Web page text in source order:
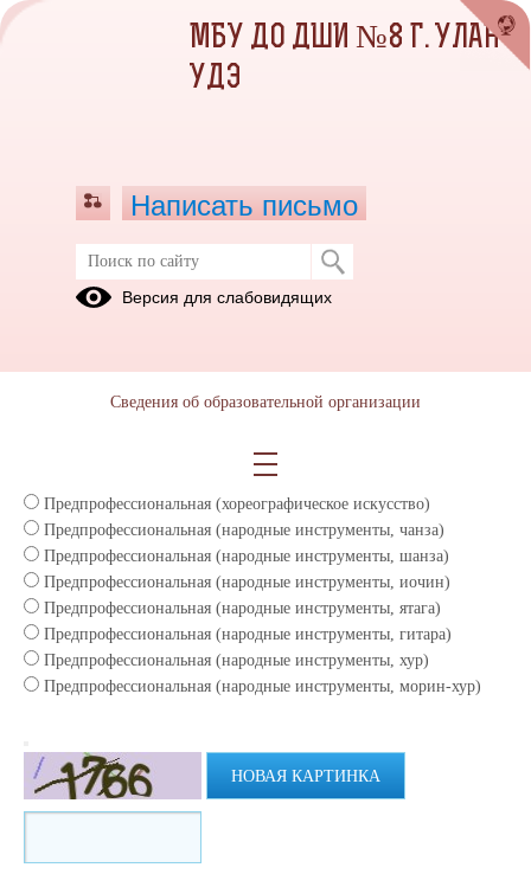
Опросы
общеразвивающая)
Общеразвивающая (изобразительное искусство)
Общеразвивающая (фольклорное искусство)
Предпрофессиональная (хореографическое искусство)
Предпрофессиональная (народные инструменты, чанза)
Предпрофессиональная (народные инструменты, шанза)
Предпрофессиональная (народные инструменты, иочин)
Предпрофессиональная (народные инструменты, ятага)
Предпрофессиональная (народные инструменты, гитара)
Предпрофессиональная (народные инструменты, хур)
Предпрофессиональная (народные инструменты, морин-хур)
НОВАЯ КАРТИНКА
МБУ ДО ДШИ №8 Г. УЛАН-
УДЭ
Написать письмо
Версия для слабовидящих
Сведения об образовательной организации